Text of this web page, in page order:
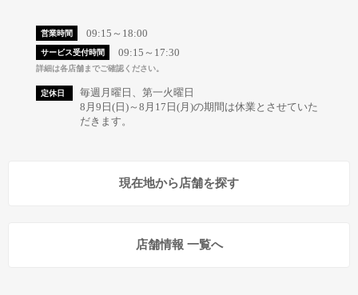
営業時間 09:15～18:00
サービス受付時間 09:15～17:30
詳細は各店舗までご確認ください。
定休日
毎週月曜日、第一火曜日
8月9日(日)～8月17日(月)の期間は休業とさせていた
だきます。
現在地から店舗を探す
店舗情報 一覧へ